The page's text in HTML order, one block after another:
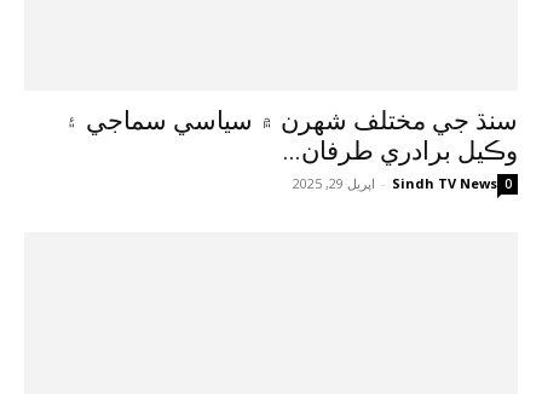
سنڌ جي مختلف شهرن ۾ سياسي سماجي ۽
وڪيل برادري طرفان...
Sindh TV News
- اپريل 29, 2025 0